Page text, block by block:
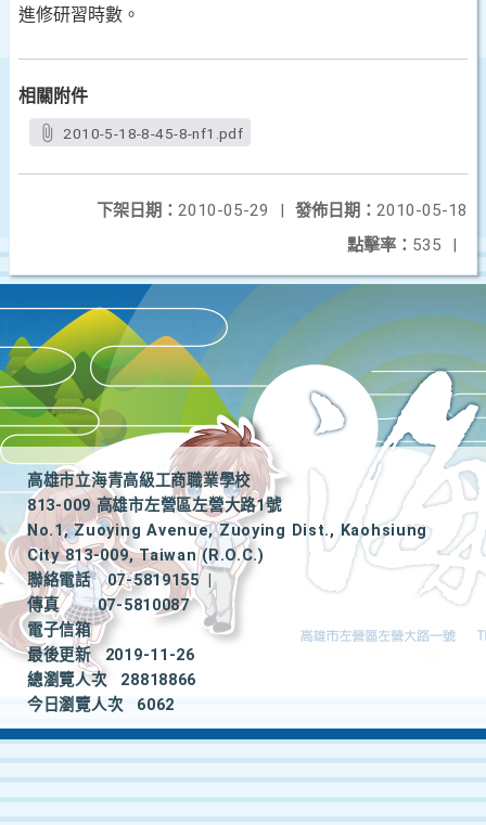
進修研習時數。
相關附件
2010-5-18-8-45-8-nf1.pdf
發佈日期： 2010-05-18
下架日期： 2010-05-29
|
點擊率： 535 |
高雄市立海青高級工商職業學校
813-009 高雄市左營區左營大路1號
No.1, Zuoying Avenue, Zuoying Dist., Kaohsiung
City 813-009, Taiwan (R.O.C.)
聯絡電話
07-5819155
|
傳真
07-5810087
電子信箱
最後更新
2019-11-26
總瀏覽人次
28818866
今日瀏覽人次
6062